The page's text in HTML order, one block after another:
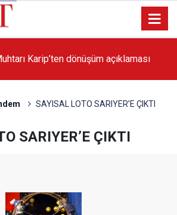
Karip’ten dönüşüm açıklaması
İstanbul'a örnek proje gerçekleştirilecek'
SAYISAL LOTO SARIYER’E ÇIKTI
SARIYER’E ÇIKTI